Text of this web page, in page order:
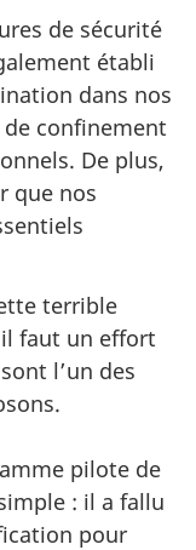
de sécurité
établi
dans nos
confinement
De plus,
que nos
terrible
faut un effort
l’un des
pilote de
: il a fallu
pour